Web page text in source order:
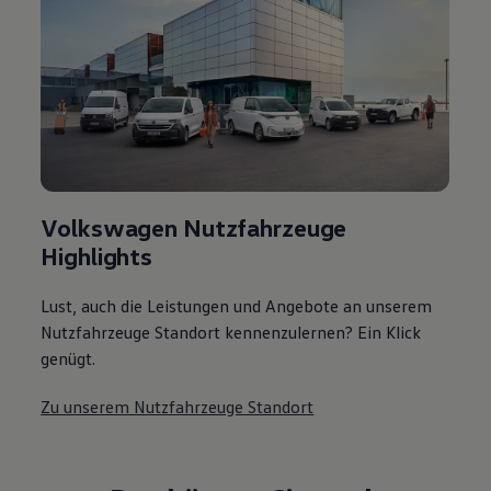
Volkswagen Nutzfahrzeuge
Highlights
Lust, auch die Leistungen und Angebote an unserem
Nutzfahrzeuge Standort kennenzulernen? Ein Klick
genügt.
Zu unserem Nutzfahrzeuge Standort